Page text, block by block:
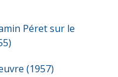
Péret sur le
(1957)